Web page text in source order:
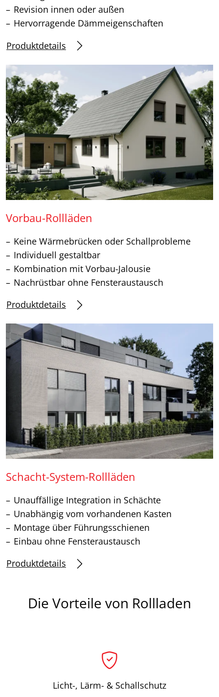
Revision innen oder außen
Hervorragende Dämmeigenschaften
Produktdetails
Vorbau-Rollläden
Keine Wärmebrücken oder Schallprobleme
Individuell gestaltbar
Kombination mit Vorbau-Jalousie
Nachrüstbar ohne Fensteraustausch
Produktdetails
Schacht-System-Rollläden
Unauffällige Integration in Schächte
Unabhängig vom vorhandenen Kasten
Montage über Führungsschienen
Einbau ohne Fensteraustausch
Produktdetails
Die Vorteile von Rollladen
Licht-, Lärm- & Schallschutz